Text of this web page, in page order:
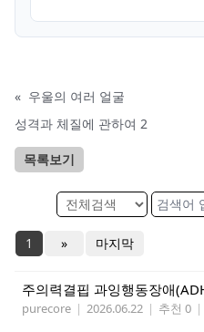
« 우울의 여러 얼굴
성격과 체질에 관하여 2
목록보기
1 » 마지막
purecore | 2026.06.22 | 추천 0 |